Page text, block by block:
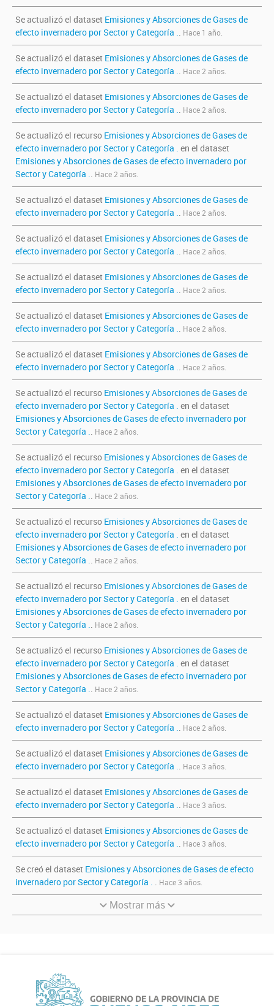
Se actualizó el dataset Emisiones y Absorciones de Gases de
efecto invernadero por Sector y Categoría .. Hace 1 año.
Se actualizó el dataset Emisiones y Absorciones de Gases de
efecto invernadero por Sector y Categoría .. Hace 2 años.
Se actualizó el dataset Emisiones y Absorciones de Gases de
efecto invernadero por Sector y Categoría .. Hace 2 años.
Se actualizó el recurso Emisiones y Absorciones de Gases de
efecto invernadero por Sector y Categoría . en el dataset
Emisiones y Absorciones de Gases de efecto invernadero por
Sector y Categoría .. Hace 2 años.
Se actualizó el dataset Emisiones y Absorciones de Gases de
efecto invernadero por Sector y Categoría .. Hace 2 años.
Se actualizó el dataset Emisiones y Absorciones de Gases de
efecto invernadero por Sector y Categoría .. Hace 2 años.
Se actualizó el dataset Emisiones y Absorciones de Gases de
efecto invernadero por Sector y Categoría .. Hace 2 años.
Se actualizó el dataset Emisiones y Absorciones de Gases de
efecto invernadero por Sector y Categoría .. Hace 2 años.
Se actualizó el dataset Emisiones y Absorciones de Gases de
efecto invernadero por Sector y Categoría .. Hace 2 años.
Se actualizó el recurso Emisiones y Absorciones de Gases de
efecto invernadero por Sector y Categoría . en el dataset
Emisiones y Absorciones de Gases de efecto invernadero por
Sector y Categoría .. Hace 2 años.
Se actualizó el recurso Emisiones y Absorciones de Gases de
efecto invernadero por Sector y Categoría . en el dataset
Emisiones y Absorciones de Gases de efecto invernadero por
Sector y Categoría .. Hace 2 años.
Se actualizó el recurso Emisiones y Absorciones de Gases de
efecto invernadero por Sector y Categoría . en el dataset
Emisiones y Absorciones de Gases de efecto invernadero por
Sector y Categoría .. Hace 2 años.
Se actualizó el recurso Emisiones y Absorciones de Gases de
efecto invernadero por Sector y Categoría . en el dataset
Emisiones y Absorciones de Gases de efecto invernadero por
Sector y Categoría .. Hace 2 años.
Se actualizó el recurso Emisiones y Absorciones de Gases de
efecto invernadero por Sector y Categoría . en el dataset
Emisiones y Absorciones de Gases de efecto invernadero por
Sector y Categoría .. Hace 2 años.
Se actualizó el dataset Emisiones y Absorciones de Gases de
efecto invernadero por Sector y Categoría .. Hace 2 años.
Se actualizó el dataset Emisiones y Absorciones de Gases de
efecto invernadero por Sector y Categoría .. Hace 3 años.
Se actualizó el dataset Emisiones y Absorciones de Gases de
efecto invernadero por Sector y Categoría .. Hace 3 años.
Se actualizó el dataset Emisiones y Absorciones de Gases de
efecto invernadero por Sector y Categoría .. Hace 3 años.
Se creó el dataset Emisiones y Absorciones de Gases de efecto
invernadero por Sector y Categoría . . Hace 3 años.
Mostrar más